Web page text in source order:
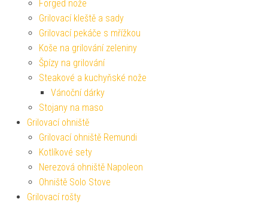
Forged nože
Grilovací kleště a sady
Grilovací pekáče s mřížkou
Koše na grilování zeleniny
Špízy na grilování
Steakové a kuchyňské nože
Vánoční dárky
Stojany na maso
Grilovací ohniště
Grilovací ohniště Remundi
Kotlíkové sety
Nerezová ohniště Napoleon
Ohniště Solo Stove
Grilovací rošty